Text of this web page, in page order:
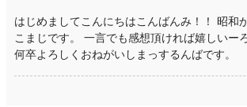
はじめましてこんにちはこんばんみ！！ 昭和
こまじです。 一言でも感想頂ければ嬉しいー
何卒よろしくおねがいしまっするんばです。